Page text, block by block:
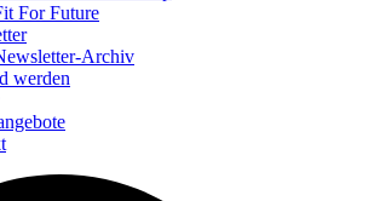
For Future
Archiv
werden